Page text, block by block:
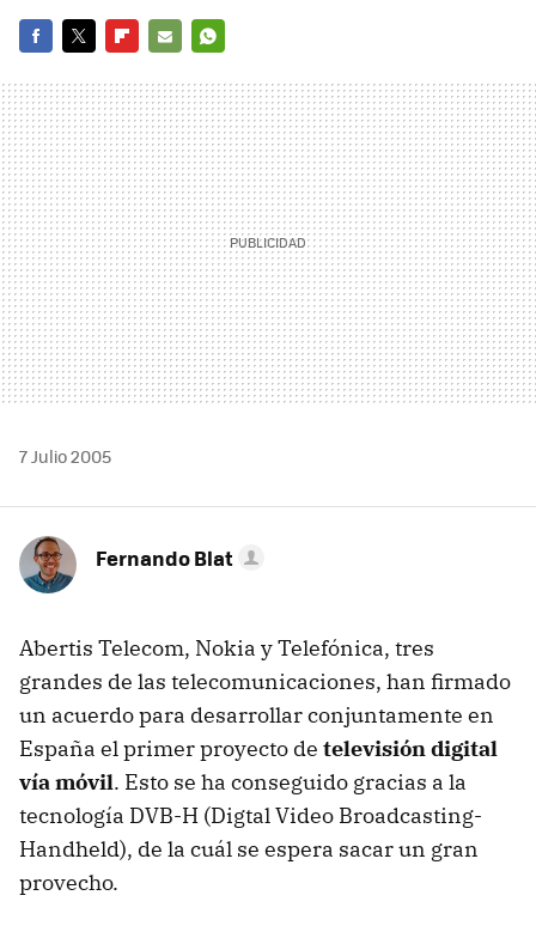
MAIL
7 Julio 2005
Fernando Blat
Abertis Telecom, Nokia y Telefónica, tres
grandes de las telecomunicaciones, han firmado
un acuerdo para desarrollar conjuntamente en
España el primer proyecto de televisión digital
vía móvil. Esto se ha conseguido gracias a la
tecnología DVB-H (Digtal Video Broadcasting-
Handheld), de la cuál se espera sacar un gran
provecho.